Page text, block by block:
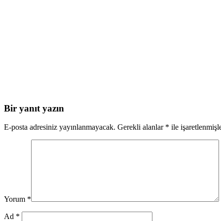
Bir yanıt yazın
E-posta adresiniz yayınlanmayacak. Gerekli alanlar * ile
Yorum *
Ad *